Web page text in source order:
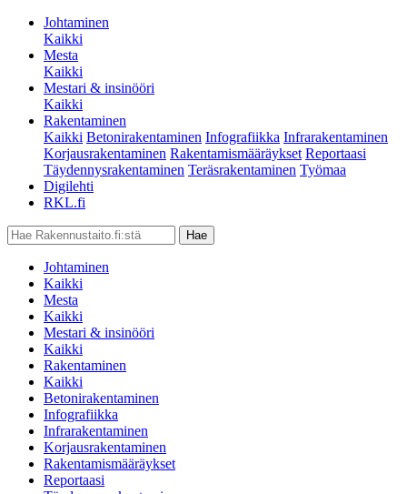
Johtaminen
Kaikki
Mesta
Kaikki
Mestari & insinööri
Kaikki
Rakentaminen
Kaikki Betonirakentaminen Infografiikka Infrarakentaminen
Korjausrakentaminen Rakentamismääräykset Reportaasi
Täydennysrakentaminen Teräsrakentaminen Työmaa
Digilehti
RKL.fi
Johtaminen
Kaikki
Mesta
Kaikki
Mestari & insinööri
Kaikki
Rakentaminen
Kaikki
Betonirakentaminen
Infografiikka
Infrarakentaminen
Korjausrakentaminen
Rakentamismääräykset
Reportaasi